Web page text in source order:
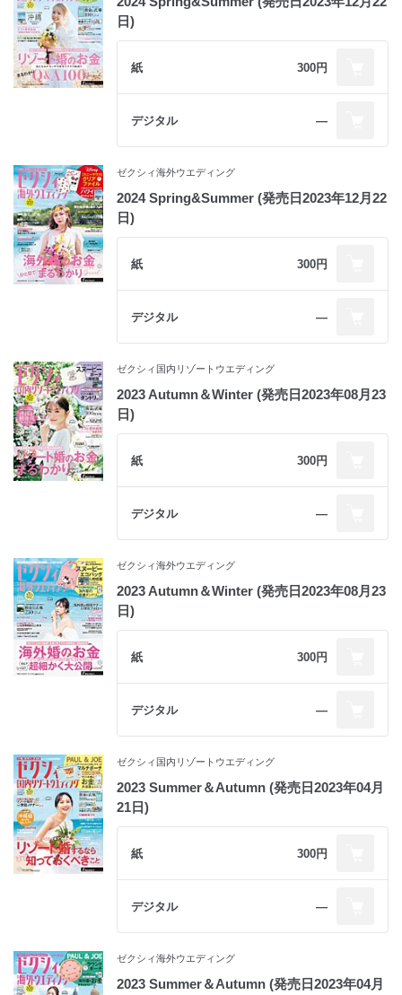
日)
紙 300円
デジタル ―
ゼクシィ海外ウエディング
2024 Spring&Summer (発売日2023年12月22
日)
紙 300円
デジタル ―
ゼクシィ国内リゾートウエディング
2023 Autumn＆Winter (発売日2023年08月23
日)
紙 300円
デジタル ―
ゼクシィ海外ウエディング
2023 Autumn＆Winter (発売日2023年08月23
日)
紙 300円
デジタル ―
ゼクシィ国内リゾートウエディング
2023 Summer＆Autumn (発売日2023年04月
21日)
紙 300円
デジタル ―
ゼクシィ海外ウエディング
2023 Summer＆Autumn (発売日2023年04月